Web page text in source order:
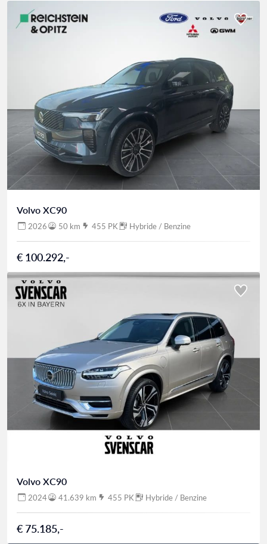
Volvo XC90
2026 50 km 455 PK Hybride / Benzine
€ 100.292,-
Volvo XC90
2024 41.639 km 455 PK Hybride / Benzine
€ 75.185,-